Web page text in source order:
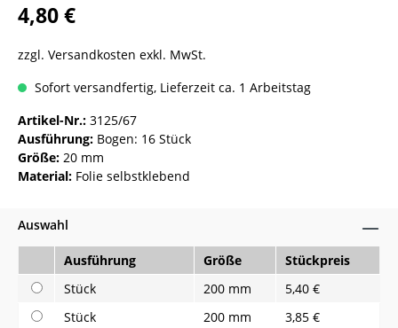
4,80 €
zzgl. Versandkosten exkl. MwSt.
Sofort versandfertig, Lieferzeit ca. 1 Arbeitstag
Artikel-Nr.: 3125/67
Ausführung: Bogen: 16 Stück
Größe: 20 mm
Material: Folie selbstklebend
Auswahl
Ausführung Größe
Stückpreis
Stück
200 mm
5,40 €
Stück
200 mm
3,85 €